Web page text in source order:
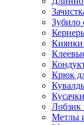
Зубило
Киянки
Крюк
Лобзик
Метлы